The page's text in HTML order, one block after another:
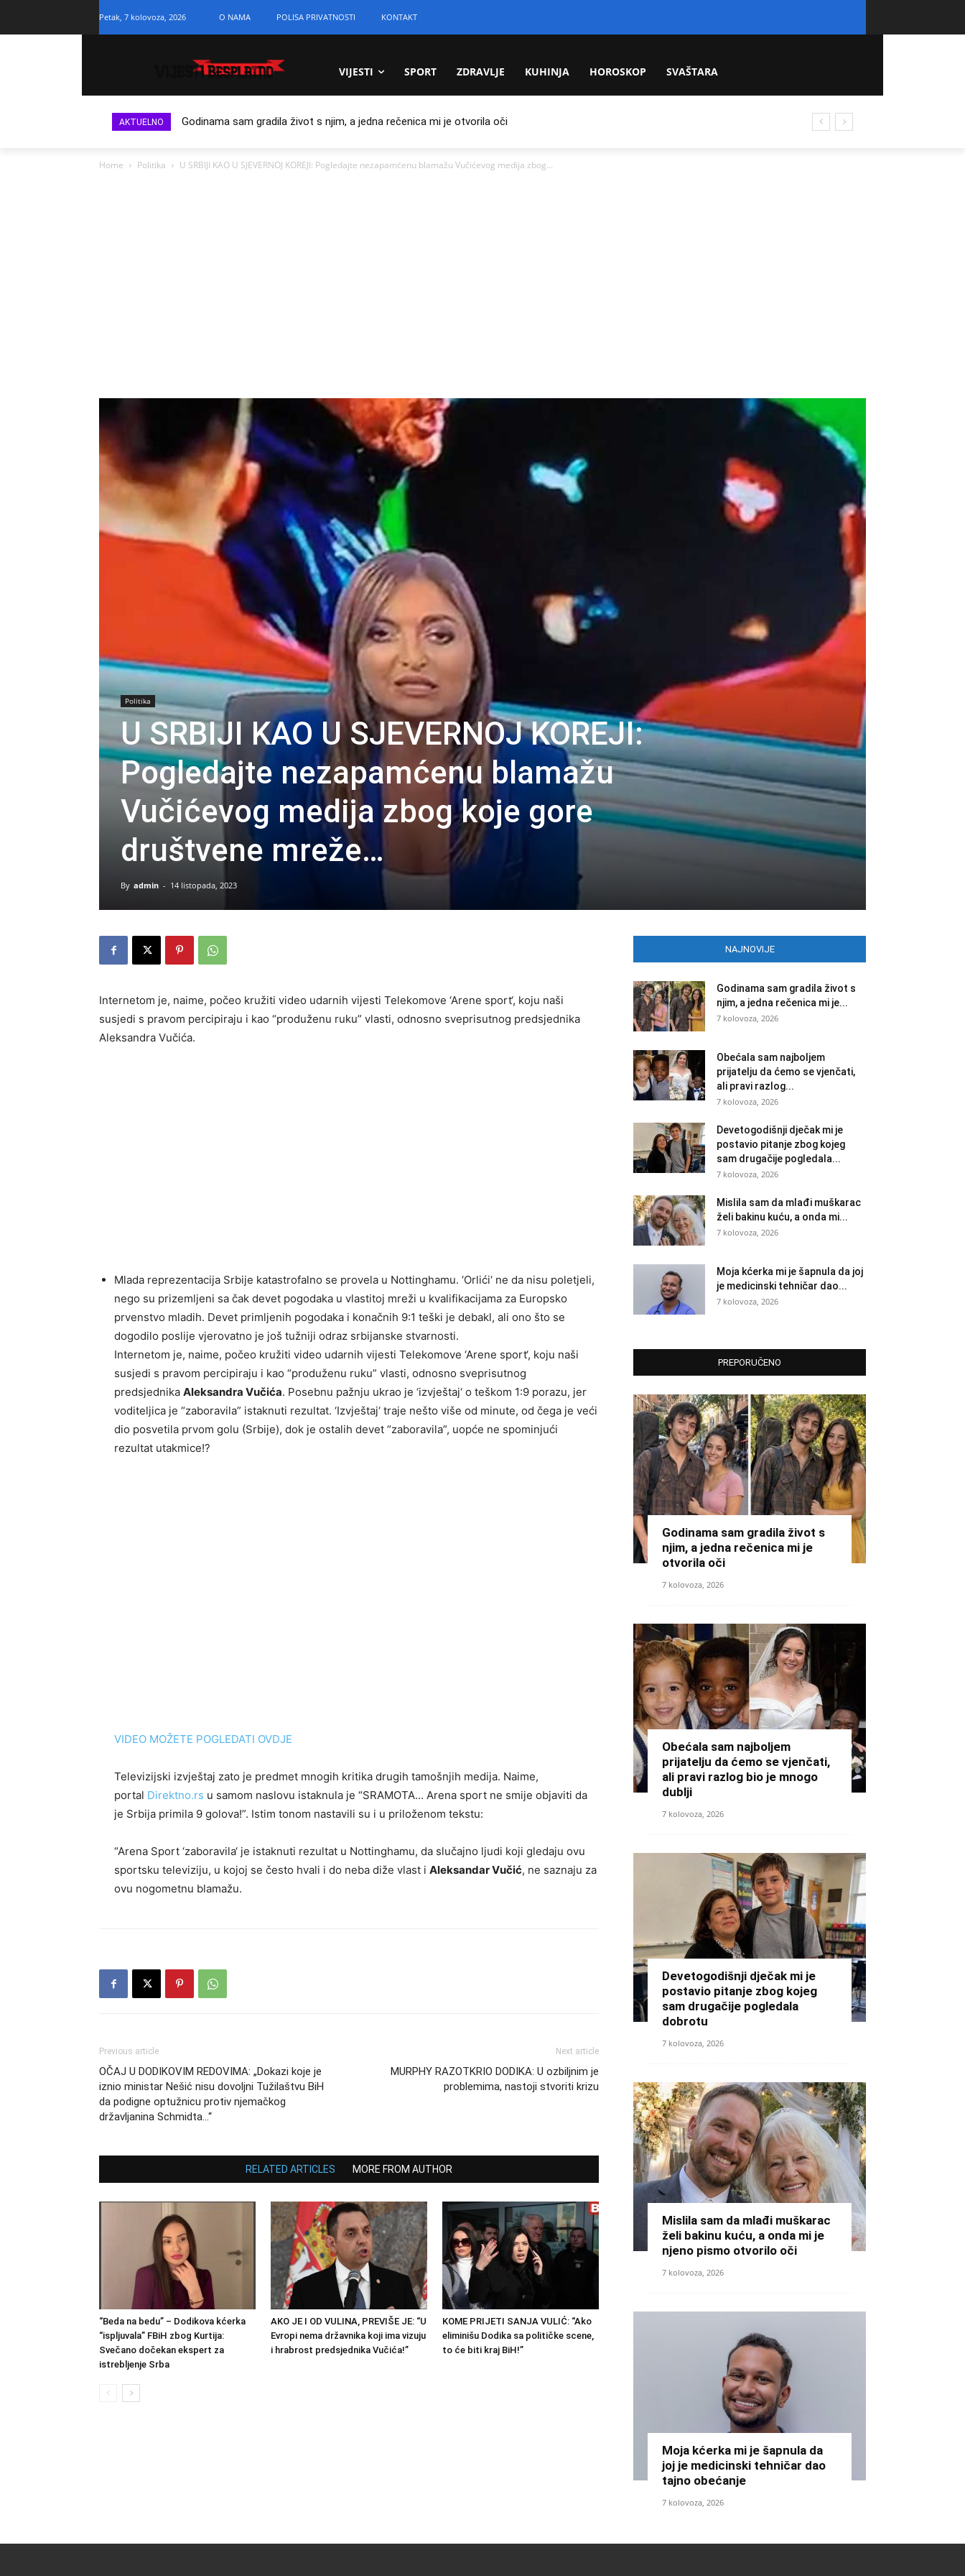
Petak, 7 kolovoza, 2026 O NAMA POLISA PRIVATNOSTI KONTAKT
VIJESTI SPORT ZDRAVLJE KUHINJA HOROSKOP SVAŠTARA
AKTUELNO Godinama sam gradila život s njim, a jedna rečenica mi je otvorila oči
Home Politika U SRBIJI KAO U SJEVERNOJ KOREJI: Pogledajte nezapamćenu blamažu Vučićevog medija zbog...
Politika
U SRBIJI KAO U SJEVERNOJ KOREJI:
Pogledajte nezapamćenu blamažu
Vučićevog medija zbog koje gore
društvene mreže…
By admin - 14 listopada, 2023
Internetom je, naime, počeo kružiti video udarnih vijesti Telekomove ‘Arene sport‘, koju naši
susjedi s pravom percipiraju i kao “produženu ruku” vlasti, odnosno sveprisutnog predsjednika
Aleksandra Vučića.
Mlada reprezentacija Srbije katastrofalno se provela u Nottinghamu. ‘Orlići‘ ne da nisu poletjeli,
nego su prizemljeni sa čak devet pogodaka u vlastitoj mreži u kvalifikacijama za Europsko
prvenstvo mladih. Devet primljenih pogodaka i konačnih 9:1 teški je debakl, ali ono što se
dogodilo poslije vjerovatno je još tužniji odraz srbijanske stvarnosti.
Internetom je, naime, počeo kružiti video udarnih vijesti Telekomove ‘Arene sport‘, koju naši
susjedi s pravom percipiraju i kao “produženu ruku” vlasti, odnosno sveprisutnog
predsjednika Aleksandra Vučića. Posebnu pažnju ukrao je ‘izvještaj‘ o teškom 1:9 porazu, jer
voditeljica je “zaboravila” istaknuti rezultat. ‘Izvještaj‘ traje nešto više od minute, od čega je veći
dio posvetila prvom golu (Srbije), dok je ostalih devet “zaboravila”, uopće ne spominjući
rezultat utakmice!?
VIDEO MOŽETE POGLEDATI OVDJE
Televizijski izvještaj zato je predmet mnogih kritika drugih tamošnjih medija. Naime,
portal Direktno.rs u samom naslovu istaknula je “SRAMOTA… Arena sport ne smije objaviti da
je Srbija primila 9 golova!”. Istim tonom nastavili su i u priloženom tekstu:
“Arena Sport ‘zaboravila‘ je istaknuti rezultat u Nottinghamu, da slučajno ljudi koji gledaju ovu
sportsku televiziju, u kojoj se često hvali i do neba diže vlast i Aleksandar Vučić, ne saznaju za
ovu nogometnu blamažu.
Previous article
OČAJ U DODIKOVIM REDOVIMA: „Dokazi koje je
iznio ministar Nešić nisu dovoljni Tužilaštvu BiH
da podigne optužnicu protiv njemačkog
državljanina Schmidta…“
Next article
MURPHY RAZOTKRIO DODIKA: U ozbiljnim je
problemima, nastoji stvoriti krizu
RELATED ARTICLES MORE FROM AUTHOR
“Beda na bedu” – Dodikova kćerka
“ispljuvala” FBiH zbog Kurtija:
Svečano dočekan ekspert za
istrebljenje Srba
AKO JE I OD VULINA, PREVIŠE JE: “U
Evropi nema državnika koji ima vizuju
i hrabrost predsjednika Vučića!”
KOME PRIJETI SANJA VULIĆ: “Ako
eliminišu Dodika sa političke scene,
to će biti kraj BiH!”
NAJNOVIJE
Godinama sam gradila život s
njim, a jedna rečenica mi je...
7 kolovoza, 2026
Obećala sam najboljem
prijatelju da ćemo se vjenčati,
ali pravi razlog...
7 kolovoza, 2026
Devetogodišnji dječak mi je
postavio pitanje zbog kojeg
sam drugačije pogledala...
7 kolovoza, 2026
Mislila sam da mlađi muškarac
želi bakinu kuću, a onda mi...
7 kolovoza, 2026
Moja kćerka mi je šapnula da joj
je medicinski tehničar dao...
7 kolovoza, 2026
PREPORUČENO
Godinama sam gradila život s
njim, a jedna rečenica mi je
otvorila oči
7 kolovoza, 2026
Obećala sam najboljem
prijatelju da ćemo se vjenčati,
ali pravi razlog bio je mnogo
dublji
7 kolovoza, 2026
Devetogodišnji dječak mi je
postavio pitanje zbog kojeg
sam drugačije pogledala
dobrotu
7 kolovoza, 2026
Mislila sam da mlađi muškarac
želi bakinu kuću, a onda mi je
njeno pismo otvorilo oči
7 kolovoza, 2026
Moja kćerka mi je šapnula da
joj je medicinski tehničar dao
tajno obećanje
7 kolovoza, 2026